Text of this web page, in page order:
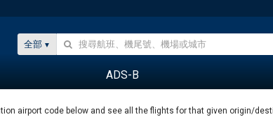
全部
ADS-B
airport code below and see all the flights for that given origin/